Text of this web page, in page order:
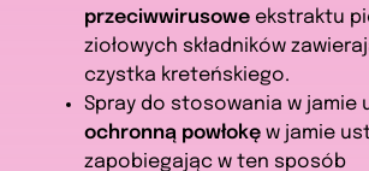
przeciwwirusowe ekstraktu
ziołowych składników
czystka kreteńskiego.
Spray do stosowania w jamie
ochronną powłokę w jamie
zapobiegając w ten sposób